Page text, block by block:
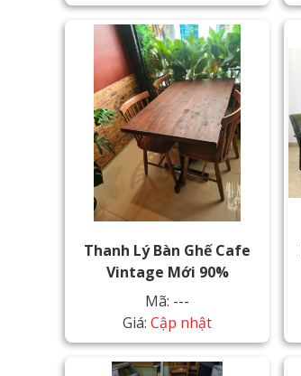
Thanh Lý Bàn Ghế Cafe
Vintage Mới 90%
Mã: ---
Giá:Cập nhật